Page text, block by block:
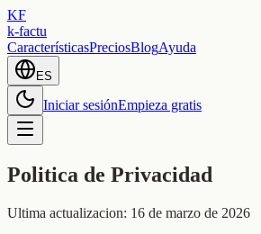
KF
k-factu
CaracterísticasPreciosBlogAyuda
ES
Iniciar sesiónEmpieza gratis
Politica de Privacidad
Ultima actualizacion: 16 de marzo de 2026